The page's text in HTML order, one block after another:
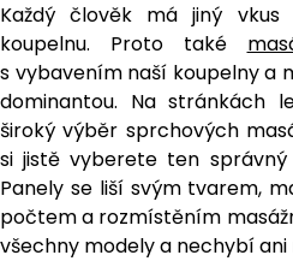
Každý člověk má jiný
koupelnu. Proto také
s vybavením naší koupelny a
dominantou. Na stránkách
široký výběr sprchových
si jistě vyberete ten
Panely se liší svým tvarem,
počtem a rozmístěním
všechny modely a nechybí